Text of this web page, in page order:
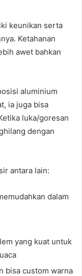
keunikan serta
Ketahanan
awet bahkan
aluminium
ia juga bisa
luka/goresan
dengan
antara lain:
dalam
yang kuat untuk
bisa custom warna